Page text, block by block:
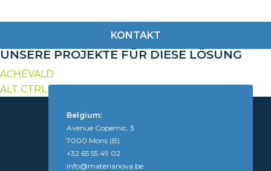
KONTAKT
UNSERE PROJEKTE FÜR DIESE LÖSUNG
ACHEVALD
ALT CTRL TRANS
Belgium:
Avenue Copernic, 3
7000 Mons (B)
+32 65 55 49 02
info@materianova.be